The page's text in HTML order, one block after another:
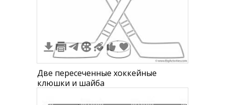
Две пересеченные хоккейные
клюшки и шайба